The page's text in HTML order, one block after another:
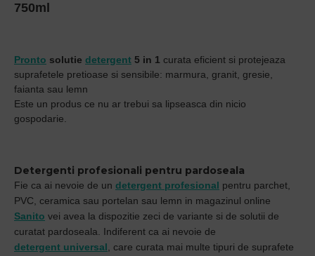
750ml
Pronto solutie detergent 5 in 1 curata eficient si protejeaza
suprafetele pretioase si sensibile: marmura, granit, gresie,
faianta sau lemn
Este un produs ce nu ar trebui sa lipseasca din nicio
gospodarie.
Detergenti profesionali pentru pardoseala
Fie ca ai nevoie de un detergent profesional pentru parchet,
PVC, ceramica sau portelan sau lemn in magazinul online
Sanito vei avea la dispozitie zeci de variante si de solutii de
curatat pardoseala. Indiferent ca ai nevoie de
detergent universal , care curata mai multe tipuri de suprafete